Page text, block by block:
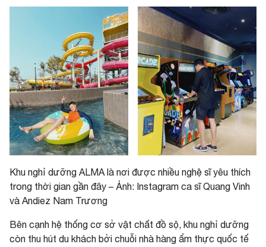
Khu nghỉ dưỡng ALMA là nơi được nhiều nghệ sĩ yêu thích
trong thời gian gần đây – Ảnh: Instagram ca sĩ Quang Vinh
và Andiez Nam Trương
Bên cạnh hệ thống cơ sở vật chất đồ sộ, khu nghỉ dưỡng
còn thu hút du khách bởi chuỗi nhà hàng ẩm thực quốc tế